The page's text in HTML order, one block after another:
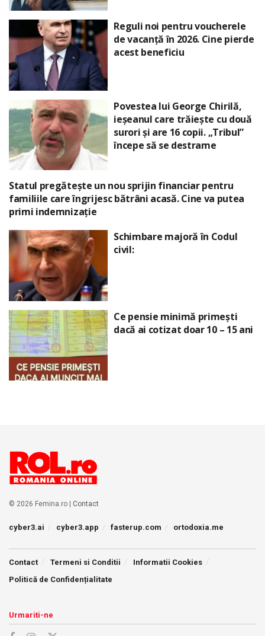
Reguli noi pentru voucherele
de vacanță în 2026. Cine pierde
acest beneficiu
Povestea lui George Chirilă,
ieșeanul care trăiește cu două
surori și are 16 copii. „Tribul”
începe să se destrame
Statul pregătește un nou sprijin financiar pentru
familiile care îngrijesc bătrâni acasă. Cine va putea
primi indemnizație
Schimbare majoră în Codul
civil:
Ce pensie minimă primești
dacă ai cotizat doar 10 – 15 ani
© 2026 Femina.ro | Contact
cyber3.ai cyber3.app fasterup.com ortodoxia.me
Contact Termeni si Conditii
Informatii Cookies
Politică de Confidențialitate
Urmariti-ne